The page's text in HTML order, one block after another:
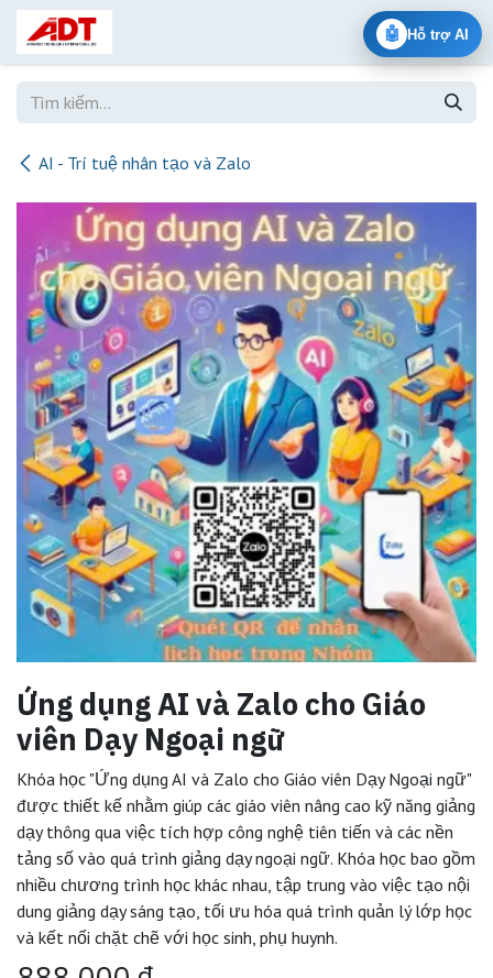
🤖 Hỗ trợ AI
Bỏ qua để đến Nội dung
AI - Trí tuệ nhân tạo và Zalo
Ứng dụng AI và Zalo cho Giáo
viên Dạy Ngoại ngữ
Khóa học "Ứng dụng AI và Zalo cho Giáo viên Dạy Ngoại ngữ"
được thiết kế nhằm giúp các giáo viên nâng cao kỹ năng giảng
dạy thông qua việc tích hợp công nghệ tiên tiến và các nền
tảng số vào quá trình giảng dạy ngoại ngữ. Khóa học bao gồm
nhiều chương trình học khác nhau, tập trung vào việc tạo nội
dung giảng dạy sáng tạo, tối ưu hóa quá trình quản lý lớp học
và kết nối chặt chẽ với học sinh, phụ huynh.